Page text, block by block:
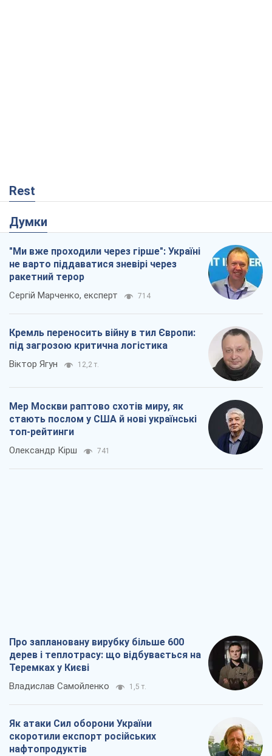
Rest
Думки
"Ми вже проходили через гірше": Україні
не варто піддаватися зневірі через
ракетний терор
Сергій Марченко, експерт 714
Кремль переносить війну в тил Європи:
під загрозою критична логістика
Віктор Ягун 12,2 т.
Мер Москви раптово схотів миру, як
стають послом у США й нові українські
топ-рейтинги
Олександр Кірш 741
Про заплановану вирубку більше 600
дерев і теплотрасу: що відбувається на
Теремках у Києві
Владислав Самойленко 1,5 т.
Як атаки Сил оборони України
скоротили експорт російських
нафтопродуктів